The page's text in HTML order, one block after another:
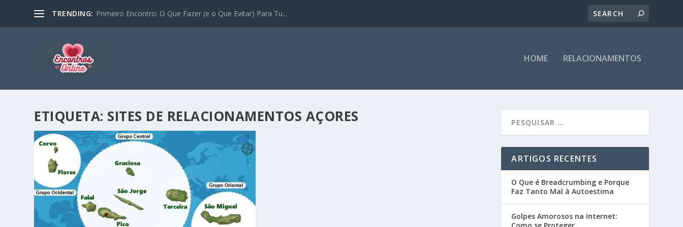
TRENDING: Primeiro Encontro: O Que Fazer (e o Que Evitar) Para Tu...
HOME RELACIONAMENTOS
ETIQUETA: SITES DE RELACIONAMENTOS AÇORES
ARTIGOS RECENTES
O Que é Breadcrumbing e Porque
Faz Tanto Mal à Autoestima
Golpes Amorosos na Internet: